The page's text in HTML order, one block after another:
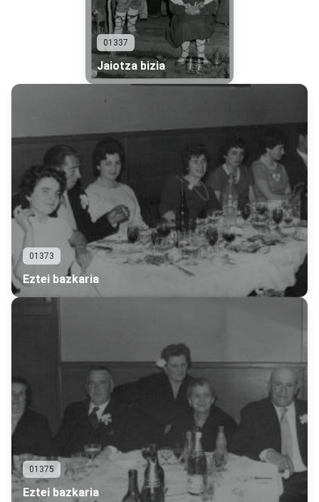
01337
Jaiotza bizia
01373
Eztei bazkaria
01375
Eztei bazkaria